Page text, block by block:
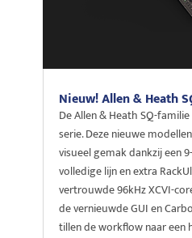
Nieuw! Allen & Heath
De Allen & Heath SQ-
serie. Deze nieuwe
visueel gemak dankzij een
volledige lijn en extra
vertrouwde 96kHz XCVI-
de vernieuwde GUI en
tillen de workflow naar een